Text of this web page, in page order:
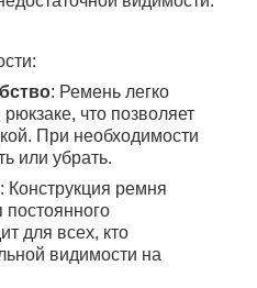
: Ремень легко
что позволяет
При необходимости
или убрать.
: Конструкция ремня
постоянного
для всех, кто
видимости на